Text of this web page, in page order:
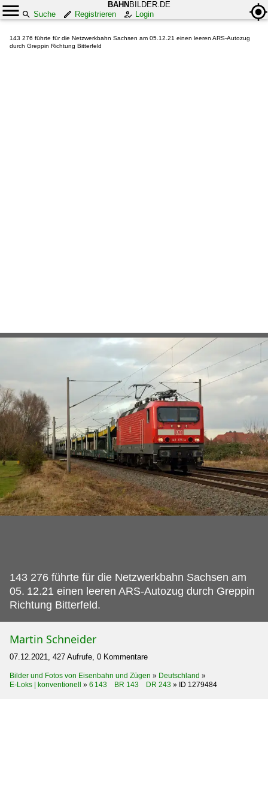
BAHN BILDER.DE
Suche
Registrieren Login
143 276 führte für die Netzwerkbahn Sachsen am 05.12.21 einen leeren ARS-Autozug
durch Greppin Richtung Bitterfeld
143 276 führte für die Netzwerkbahn Sachsen am
05. 12.21 einen leeren ARS-Autozug durch Greppin
Richtung Bitterfeld.
Martin Schneider
07.12.2021, 427 Aufrufe, 0 Kommentare
Bilder und Fotos von Eisenbahn und Zügen » Deutschland »
E-Loks | konventionell » 6 143 BR 143 DR 243 » ID 1279484